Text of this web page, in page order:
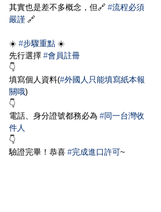
其實也是差不多概念，但🔗 #流程必須
嚴謹 🔗
☀️ #步驟重點 ☀️
先行選擇 #會員註冊
👇
填寫個人資料(#外國人只能填寫紙本報
關哦)
👇
電話、身分證號都務必為 #同一台灣收
件人
👇
驗證完畢！恭喜 #完成進口許可~